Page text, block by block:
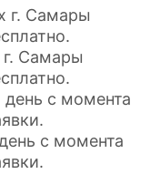
г. Самары
с момента